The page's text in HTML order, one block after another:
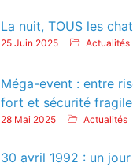
La nuit, TOUS les
25 Juin 2025 Actualités
Méga-event : entre
fort et sécurité fragile
28 Mai 2025 Actualités
30 avril 1992 : un